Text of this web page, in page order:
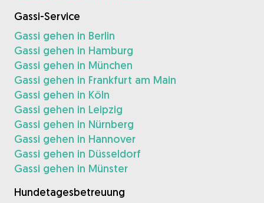
Gassi-Service
Gassi gehen in Berlin
Gassi gehen in Hamburg
Gassi gehen in München
Gassi gehen in Frankfurt am Main
Gassi gehen in Köln
Gassi gehen in Leipzig
Gassi gehen in Nürnberg
Gassi gehen in Hannover
Gassi gehen in Düsseldorf
Gassi gehen in Münster
Hundetagesbetreuung